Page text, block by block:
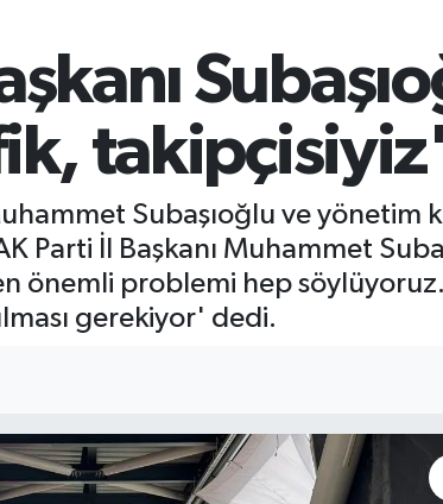
Subaşıoğlu ve yönetim
AK Parti İl Başkanı Muhammet
önemli problemi hep
gerekiyor' dedi.